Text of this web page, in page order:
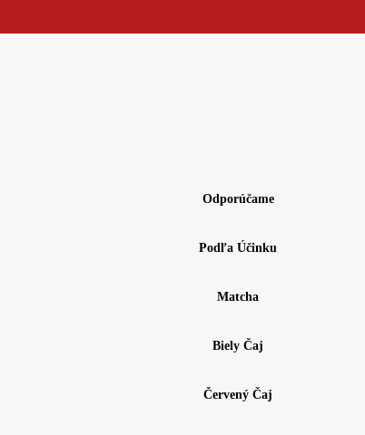
Odporúčame
Podľa Účinku
Matcha
Biely Čaj
Červený Čaj